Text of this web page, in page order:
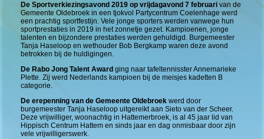
De Sportverkiezingsavond 2019 op vrijdagavond 7 februari van de
Gemeente Oldebroek in een tjokvol Partycentrum Coelenhage werd
een prachtig sportfestijn. Vele jonge sporters werden vanwege hun
sportprestaties in 2019 in het zonnetje gezet. Kampioenen, jonge
talenten en bijzondere prestaties werden gehuldigd. Burgemeester
Tanja Haseloop en wethouder Bob Bergkamp waren deze avond
betrokken bij de huldigingen.
De Rabo Jong Talent Award ging naar tafeltennisster Annemarieke
Plette. Zij werd Nederlands kampioen bij de meisjes kadetten B
categorie.
De erepenning van de Gemeente Oldebroek werd door
burgemeester Tanja Haseloop uitgereikt aan Sieto van der Scheer.
Deze vrijwilliger, woonachtig in Hattemerbroek, is al 45 jaar lid van
Hippisch Centrum Hattem en sinds jaar en dag onmisbaar door zijn
vele vrijwilligerswerk.